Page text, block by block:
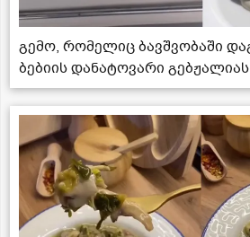
გემო, რომელიც ბავშვობაში
ბებიის დანატოვარი